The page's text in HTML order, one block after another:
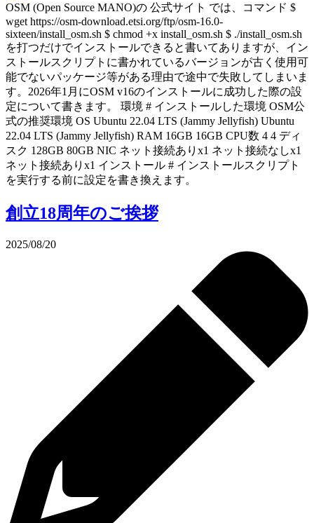
OSM (Open Source MANO)の 公式サイト では、コマンド $
wget https://osm-download.etsi.org/ftp/osm-16.0-
sixteen/install_osm.sh $ chmod +x install_osm.sh $ ./install_osm.sh
を打つだけでインストールできると書いてありますが、イン
ストールスクリプトに書かれているバージョンが古く使用可
能でないパッケージ等がある理由で途中で失敗してしまいま
す。2026年1月にOSM v16のインストールに成功した際の設
定について書きます。 環境 # インストールした環境 OSM公
式の推奨環境 OS Ubuntu 22.04 LTS (Jammy Jellyfish) Ubuntu
22.04 LTS (Jammy Jellyfish) RAM 16GB 16GB CPU数 4 4 ディ
スク 128GB 80GB NIC ネット接続ありx1 ネット接続なしx1
ネット接続ありx1 インストール # インストールスクリプト
を実行する前に設定を書き換えます。
創立18周年のご挨拶
2025/08/20